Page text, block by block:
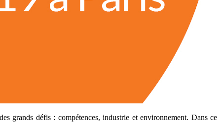
grands défis : compétences, industrie et environnement. Dans ce